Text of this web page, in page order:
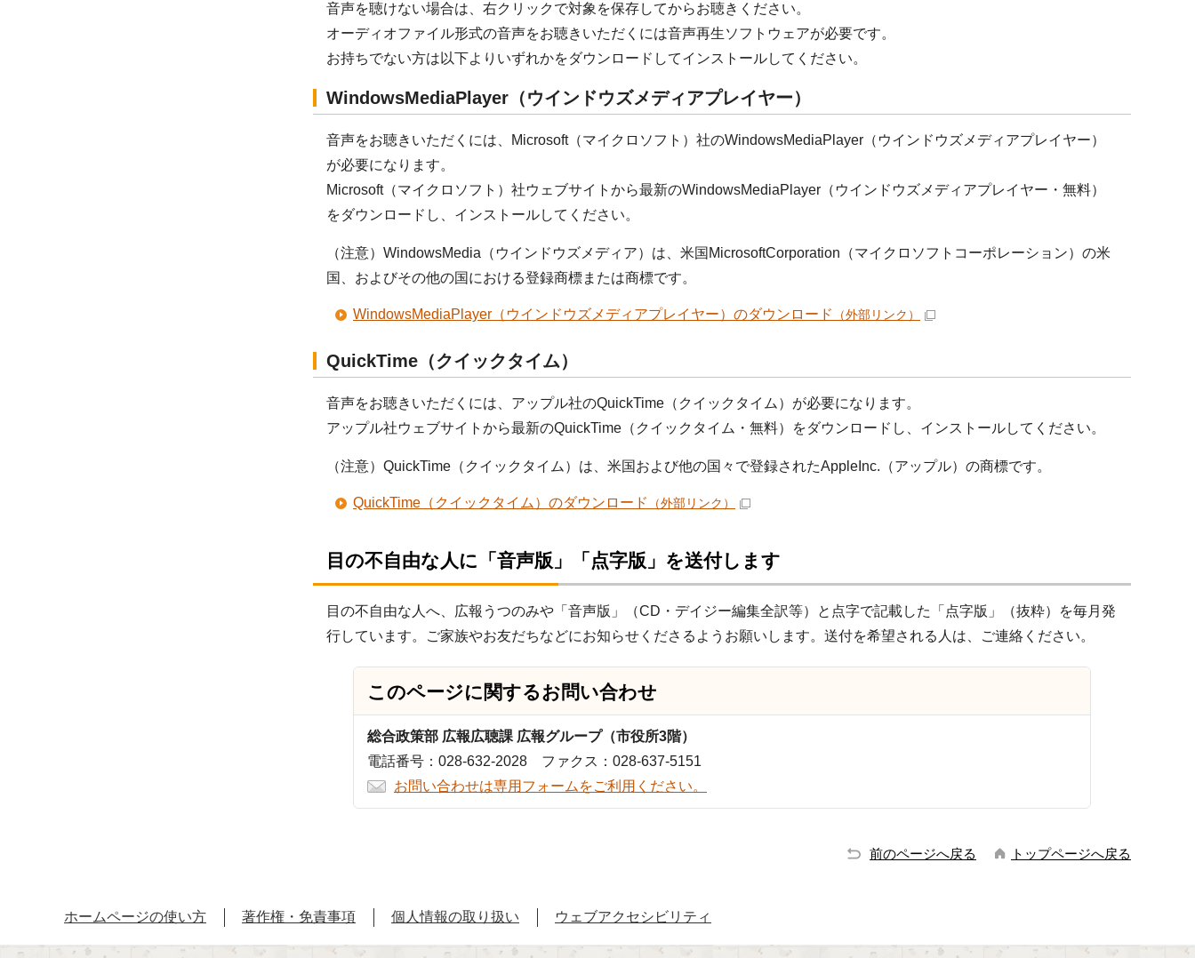
音声を聴けない場合は、右クリックで対象を保存してからお聴きください。
オーディオファイル形式の音声をお聴きいただくには音声再生ソフトウェアが必要です。
お持ちでない方は以下よりいずれかをダウンロードしてインストールしてください。
WindowsMediaPlayer（ウインドウズメディアプレイヤー）
音声をお聴きいただくには、Microsoft（マイクロソフト）社のWindowsMediaPlayer（ウインドウズメディアプレイヤー）
が必要になります。
Microsoft（マイクロソフト）社ウェブサイトから最新のWindowsMediaPlayer（ウインドウズメディアプレイヤー・無料）
をダウンロードし、インストールしてください。
（注意）WindowsMedia（ウインドウズメディア）は、米国MicrosoftCorporation（マイクロソフトコーポレーション）の米
国、およびその他の国における登録商標または商標です。
WindowsMediaPlayer（ウインドウズメディアプレイヤー）のダウンロード （外部リンク）
QuickTime（クイックタイム）
音声をお聴きいただくには、アップル社のQuickTime（クイックタイム）が必要になります。
アップル社ウェブサイトから最新のQuickTime（クイックタイム・無料）をダウンロードし、インストールしてください。
（注意）QuickTime（クイックタイム）は、米国および他の国々で登録されたAppleInc.（アップル）の商標です。
QuickTime（クイックタイム）のダウンロード （外部リンク）
目の不自由な人に「音声版」「点字版」を送付します
目の不自由な人へ、広報うつのみや「音声版」（CD・デイジー編集全訳等）と点字で記載した「点字版」（抜粋）を毎月発
行しています。ご家族やお友だちなどにお知らせくださるようお願いします。送付を希望される人は、ご連絡ください。
このページに関するお問い合わせ
総合政策部 広報広聴課 広報グループ（市役所3階）
電話番号：028-632-2028 ファクス：028-637-5151
お問い合わせは専用フォームをご利用ください。
前のページへ戻る トップページへ戻る
ホームページの使い方 著作権・免責事項 個人情報の取り扱い ウェブアクセシビリティ